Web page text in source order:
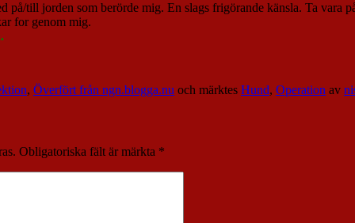
på/till jorden som berörde mig. En slags frigörande känsla. Ta vara
for genom mig.
, Överfört från ngn.blogga.nu och märktes Hund, Operation av
Obligatoriska fält är märkta *